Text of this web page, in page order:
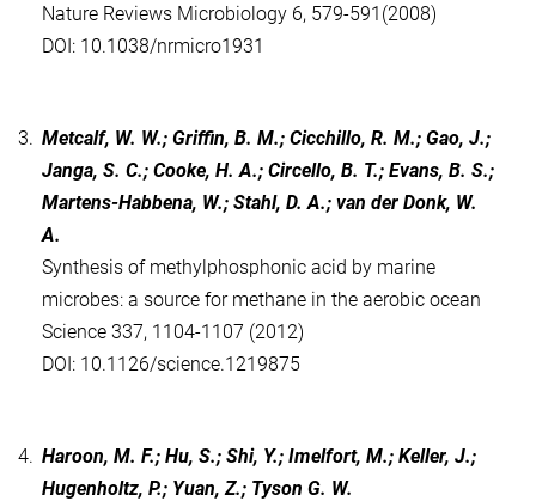
Nature Reviews Microbiology 6, 579-591(2008)
DOI: 10.1038/nrmicro1931
3. Metcalf, W. W.; Griffin, B. M.; Cicchillo, R. M.; Gao, J.;
Janga, S. C.; Cooke, H. A.; Circello, B. T.; Evans, B. S.;
Martens-Habbena, W.; Stahl, D. A.; van der Donk, W.
A.
Synthesis of methylphosphonic acid by marine
microbes: a source for methane in the aerobic ocean
Science 337, 1104-1107 (2012)
DOI: 10.1126/science.1219875
4. Haroon, M. F.; Hu, S.; Shi, Y.; Imelfort, M.; Keller, J.;
Hugenholtz, P.; Yuan, Z.; Tyson G. W.